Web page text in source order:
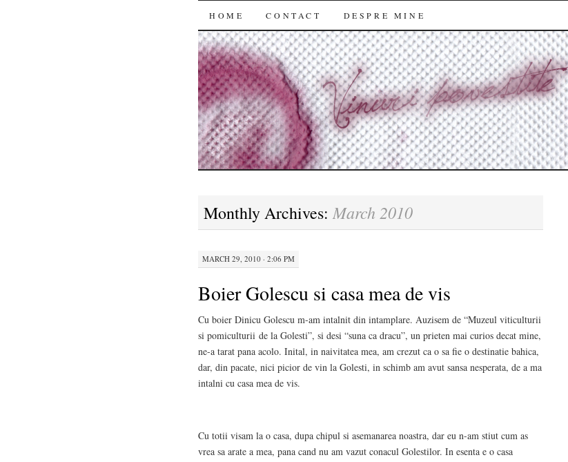
SKIP
TO
CONTENT
HOME CONTACT DESPRE MINE
Monthly Archives: March 2010
MARCH 29, 2010 · 2:06 PM
Boier Golescu si casa mea de vis
Cu boier Dinicu Golescu m-am intalnit din intamplare. Auzisem de “Muzeul viticulturii
si pomiculturii de la Golesti”, si desi “suna ca dracu”, un prieten mai curios decat mine,
ne-a tarat pana acolo. Inital, in naivitatea mea, am crezut ca o sa fie o destinatie bahica,
dar, din pacate, nici picior de vin la Golesti, in schimb am avut sansa nesperata, de a ma
intalni cu casa mea de vis.
Cu totii visam la o casa, dupa chipul si asemanarea noastra, dar eu n-am stiut cum as
vrea sa arate a mea, pana cand nu am vazut conacul Golestilor. In esenta e o casa